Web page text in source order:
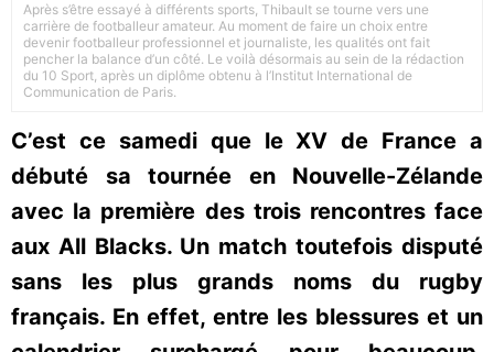
Après s’être essayé à différents sports, Thibault se tourne vers une
carrière de footballeur amateur. Au moment de faire un choix entre
devenir footballeur professionnel et journaliste, les qualités ont fait
pencher la balance d’un côté. Le voilà désormais au sein de la rédaction
du 10 Sport, après un diplôme obtenu à l’Institut International de
Communication de Paris.
C’est ce samedi que le XV de France a
débuté sa tournée en Nouvelle-Zélande
avec la première des trois rencontres face
aux All Blacks. Un match toutefois disputé
sans les plus grands noms du rugby
français. En effet, entre les blessures et un